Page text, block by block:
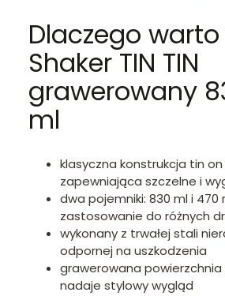
Dlaczego
Shaker TIN TIN
grawerowany
ml
klasyczna konstrukcja tin
zapewniająca szczelne i
dwa pojemniki: 830 ml i 470
zastosowanie do różnych
wykonany z trwałej stali
odpornej na uszkodzenia
grawerowana
nadaje stylowy wygląd